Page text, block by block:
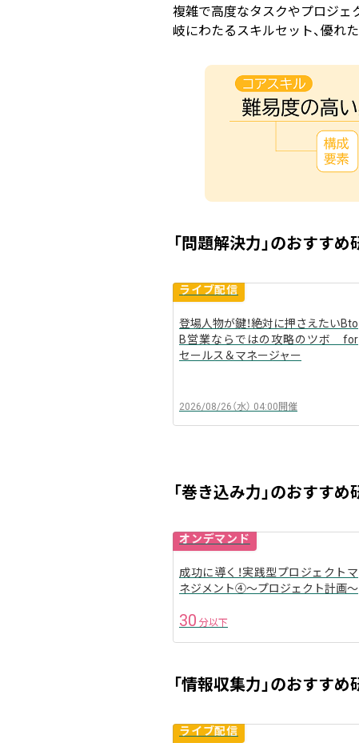
複雑で高度なタスクやプロジェ
岐にわたるスキルセット、優れ
「問題解決力」のおすすめ
arrow_back
ライブ配信
登場人物が鍵！絶対に押さえたいBto
B営業ならではの攻略のツボ for
セールス＆マネージャー
2026/08/26（水） 04:00 開催
「巻き込み力」のおすすめ
arrow_back
オンデマンド
成功に導く！実践型プロジェクトマ
ネジメント④〜プロジェクト計画〜
30 分以下
「情報収集力」のおすすめ
ライブ配信